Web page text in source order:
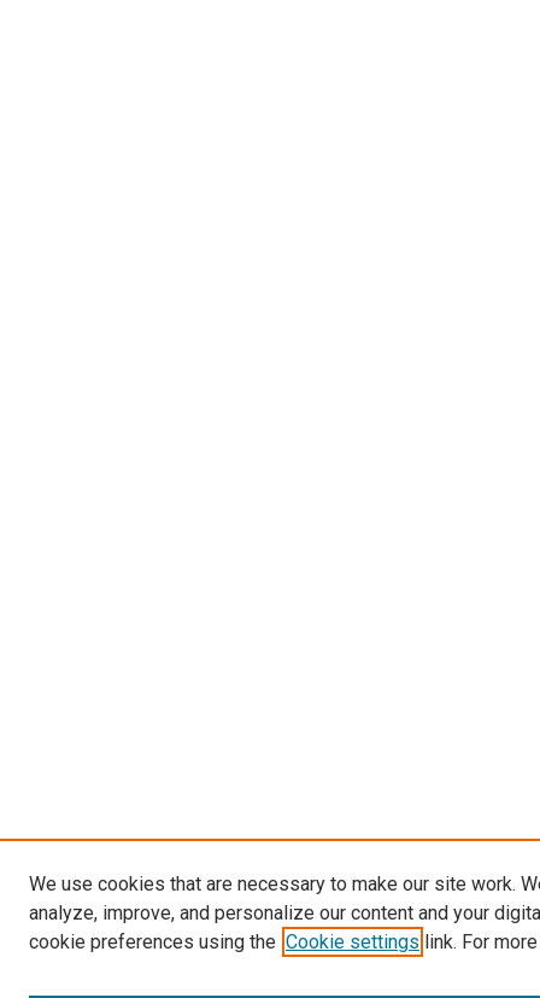
We use cookies that are necessary to make our site work.
analyze, improve, and personalize our content and your
cookie preferences using the Cookie settings link. For